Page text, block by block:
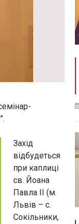
Захід
відбудеться
при каплиці
св. Йоана
Павла II (м.
Львів – с.
Сокільники,